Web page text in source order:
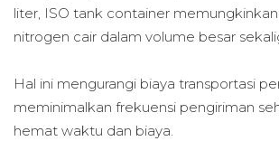
liter, ISO tank container
nitrogen cair dalam volume besar
Hal ini mengurangi biaya transportasi
meminimalkan frekuensi pengiriman
hemat waktu dan biaya.